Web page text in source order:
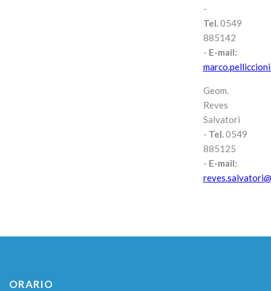
-
Tel.0549
885142
- E-mail:
Geom.
Reves
Salvatori
- Tel.0549
885125
- E-mail:
ORARIO